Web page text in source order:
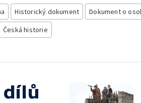
Historický dokument Dokument o
Česká historie
dílů